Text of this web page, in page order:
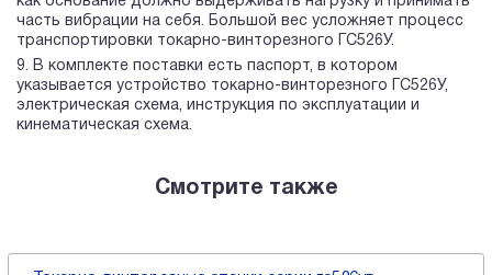
часть вибрации на себя. Большой вес усложняет процесс
транспортировки токарно-винторезного ГС526У.
В комплекте поставки есть паспорт, в котором
указывается устройство токарно-винторезного ГС526У,
электрическая схема, инструкция по эксплуатации и
кинематическая схема.
Смотрите также